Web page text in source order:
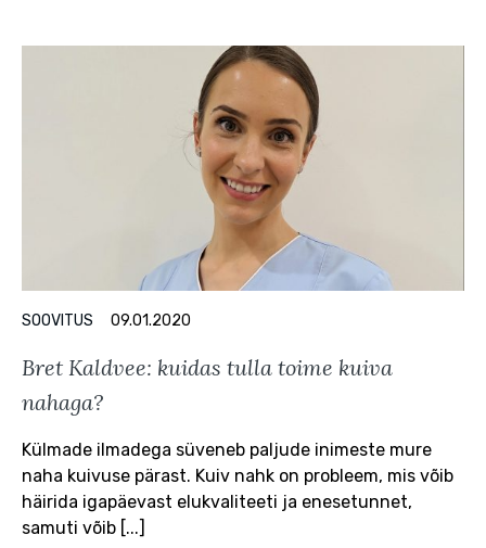
Bret Kaldvee: kuidas tulla toime kuiva
nahaga?
Külmade ilmadega süveneb paljude inimeste mure
naha kuivuse pärast. Kuiv nahk on probleem, mis võib
häirida igapäevast elukvaliteeti ja enesetunnet,
samuti võib [...]
SOOVITUS 09.01.2020